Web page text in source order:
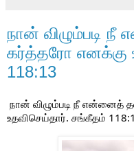
நான் விழும்படி
கர்த்தரோ எனக்கு
118:13
நான் விழும்படி நீ என்னைத்
உதவிசெய்தார். சங்கீதம்